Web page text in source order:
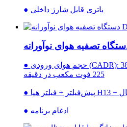
● باتری قابل شارژ داخلی
● حجم هوای ورودی (CADR): 382 متر مکعب بر ساعت /
225 فوت مکعب در دقیقه
● ادغام برنامه